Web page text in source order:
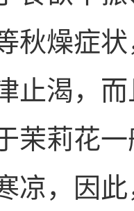
秋燥症
止渴，
茉莉花
凉，因